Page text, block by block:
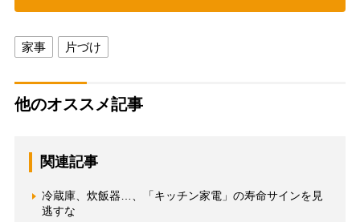
家事 片づけ
他のオススメ記事
関連記事
冷蔵庫、炊飯器…、「キッチン家電」の寿命サインを見
逃すな